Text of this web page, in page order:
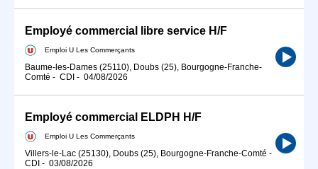
Employé commercial libre service H/F
Emploi U Les Commerçants
Baume-les-Dames (25110), Doubs (25), Bourgogne-Franche-
Comté - CDI - 04/08/2026
Employé commercial ELDPH H/F
Emploi U Les Commerçants
Villers-le-Lac (25130), Doubs (25), Bourgogne-Franche-Comté -
CDI - 03/08/2026